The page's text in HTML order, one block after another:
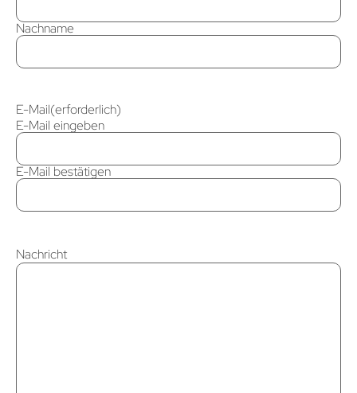
Nachname
E-Mail(erforderlich)
E-Mail eingeben
E-Mail bestätigen
Nachricht